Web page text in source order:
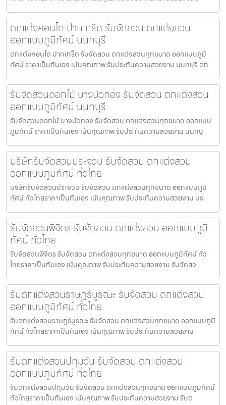
ตกแต่งคอนโด ปากเกร็ด รับจัดสวน ตกแต่งสวน
ออกแบบภูมิทัศน์ นนทบุรี
ตกแต่งคอนโด ปากเกร็ด รับจัดสวน ตกแต่งสวนทุกขนาด ออกแบบภูมิ
ทัศน์ ราคาเป็นกันเอง เน้นคุณภาพ รับประกันความสวยงาม นนทบุรี ตก
รับจัดสวนดอกไม้ บางบัวทอง รับจัดสวน ตกแต่งสวน
ออกแบบภูมิทัศน์ นนทบุรี
รับจัดสวนดอกไม้ บางบัวทอง รับจัดสวน ตกแต่งสวนทุกขนาด ออกแบบ
ภูมิทัศน์ ราคาเป็นกันเอง เน้นคุณภาพ รับประกันความสวยงาม นนทบุ
บริษัทรับจัดสวนประจวบ รับจัดสวน ตกแต่งสวน
ออกแบบภูมิทัศน์ ทั่วไทย
บริษัทรับจัดสวนประจวบ รับจัดสวน ตกแต่งสวนทุกขนาด ออกแบบภูมิ
ทัศน์ ทั่วไทยราคาเป็นกันเอง เน้นคุณภาพ รับประกันความสวยงาม บร
รับจัดสวนพิจิตร รับจัดสวน ตกแต่งสวน ออกแบบภูมิ
ทัศน์ ทั่วไทย
รับจัดสวนพิจิตร รับจัดสวน ตกแต่งสวนทุกขนาด ออกแบบภูมิทัศน์ ทั่ว
ไทยราคาเป็นกันเอง เน้นคุณภาพ รับประกันความสวยงาม รับจัดสว
รับตกแต่งสวนราษฎร์บูรณะ รับจัดสวน ตกแต่งสวน
ออกแบบภูมิทัศน์ ทั่วไทย
รับตกแต่งสวนราษฎร์บูรณะ รับจัดสวน ตกแต่งสวนทุกขนาด ออกแบบภูมิ
ทัศน์ ทั่วไทยราคาเป็นกันเอง เน้นคุณภาพ รับประกันความสวยงาม
รับตกแต่งสวนปทุมวัน รับจัดสวน ตกแต่งสวน
ออกแบบภูมิทัศน์ ทั่วไทย
รับตกแต่งสวนปทุมวัน รับจัดสวน ตกแต่งสวนทุกขนาด ออกแบบภูมิทัศน์
ทั่วไทยราคาเป็นกันเอง เน้นคุณภาพ รับประกันความสวยงาม รับต